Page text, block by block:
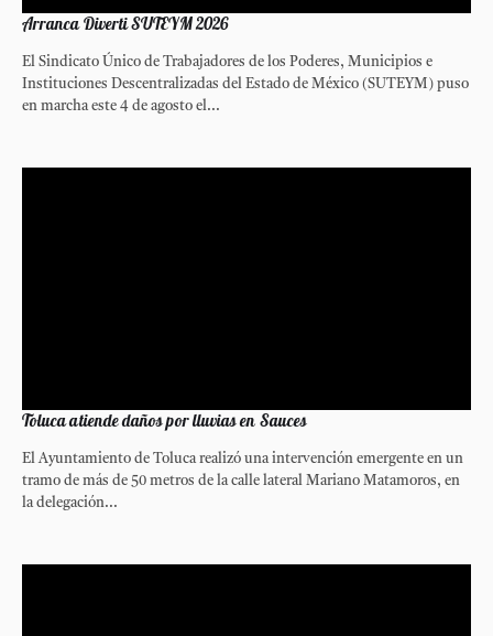
Arranca Diverti SUTEYM 2026
El Sindicato Único de Trabajadores de los Poderes, Municipios e
Instituciones Descentralizadas del Estado de México (SUTEYM) puso
en marcha este 4 de agosto el...
Toluca atiende daños por lluvias en Sauces
El Ayuntamiento de Toluca realizó una intervención emergente en un
tramo de más de 50 metros de la calle lateral Mariano Matamoros, en
la delegación...